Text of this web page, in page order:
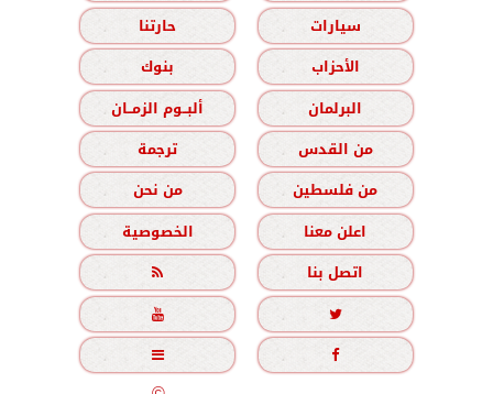
سيارات
حارتنا
الأحزاب
بنوك
البرلمان
ألبــوم الزمــان
من القدس
ترجمة
من فلسطين
من نحن
اعلن معنا
الخصوصية
اتصل بنا




